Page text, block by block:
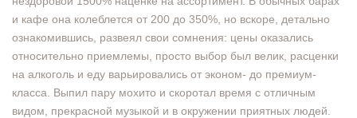
и кафе она колеблется от 200 до 350%, но вскоре, детально
ознакомившись, развеял свои сомнения: цены оказались
относительно приемлемы, просто выбор был велик, расценки
на алкоголь и еду варьировались от эконом- до премиум-
класса. Выпил пару мохито и скоротал время с отличным
видом, прекрасной музыкой и в окружении приятных людей.